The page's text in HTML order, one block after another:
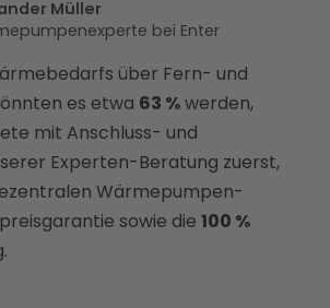
Müller
bei Enter
über Fern- und
es etwa 63 %werden,
mit Anschluss- und
Experten-Beratung zuerst,
Wärmepumpen-
sowie die 100 %